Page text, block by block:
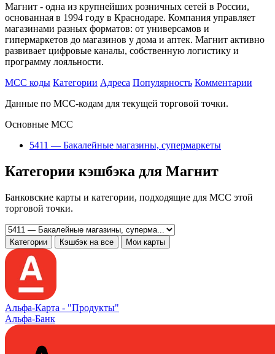
Магнит - одна из крупнейших розничных сетей в России,
основанная в 1994 году в Краснодаре. Компания управляет
магазинами разных форматов: от универсамов и
гипермаркетов до магазинов у дома и аптек. Магнит активно
развивает цифровые каналы, собственную логистику и
программу лояльности.
MCC коды Категории Адреса Популярность Комментарии
Данные по MCC-кодам для текущей торговой точки.
Основные MCC
5411 — Бакалейные магазины, супермаркеты
Категории кэшбэка для Магнит
Банковские карты и категории, подходящие для MCC этой
торговой точки.
Категории Кэшбэк на все Мои карты
Альфа‑Карта - "Продукты"
Альфа-Банк